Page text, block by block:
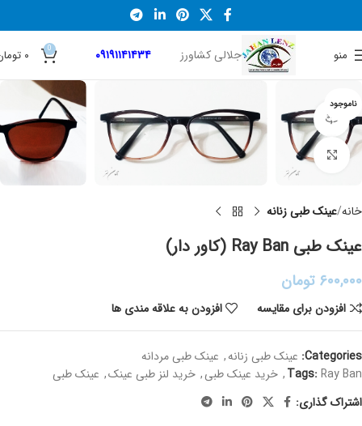
منو جلالی کشاورز ۰۹۱۹۱۱۴۱۴۳۴ 0 ۰
ناموجود
نمایش 360 درجه محصول
برای بزرگنمایی کلیک کنید
خانه عینک طبی زنانه
عینک طبی Ray Ban (کاور دار)
۶۰۰,۰۰۰ تومان
افزودن برای مقایسه افزودن به علاقه مندی ها
Categories: عینک طبی زنانه, عینک طبی مردانه
Tags:Ray Ban
, خرید عینک طبی, خرید لنز طبی عینک, عینک طبی
اشتراک گذاری: